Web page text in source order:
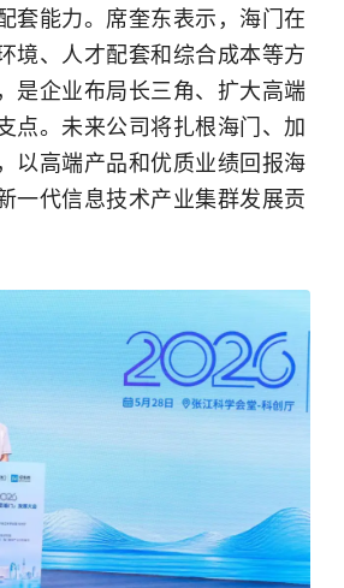
套能力。席奎东表示，海门在
境、人才配套和综合成本等方
是企业布局长三角、扩大高端
点。未来公司将扎根海门、加
以高端产品和优质业绩回报海
一代信息技术产业集群发展贡